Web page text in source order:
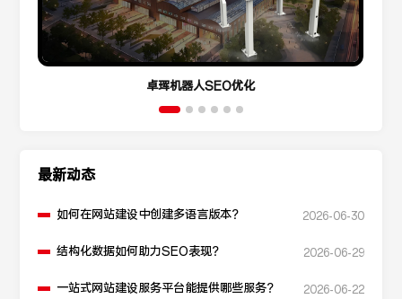
卓珲机器人SEO优化
最新动态
如何在网站建设中创建多语言版本？ 2026-06-30
结构化数据如何助力SEO表现？ 2026-06-29
一站式网站建设服务平台能提供哪些服务？ 2026-06-22